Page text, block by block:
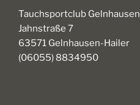
Tauchsportclub Gelnhausen
Jahnstraße 7
63571 Gelnhausen-Hailer
(06055) 8834950